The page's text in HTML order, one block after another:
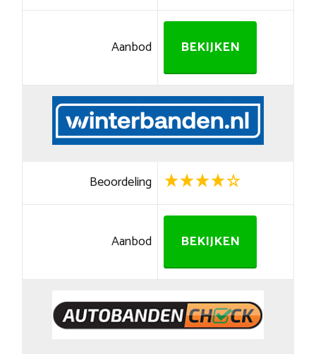
Aanbod BEKIJKEN
Beoordeling
Aanbod BEKIJKEN